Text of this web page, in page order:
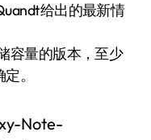
给出的最新情
容量的版本，至少
。